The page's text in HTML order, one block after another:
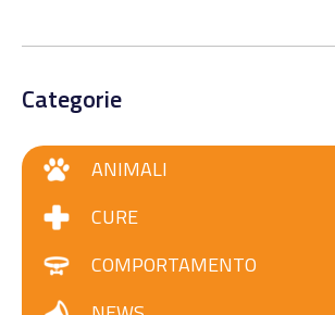
Categorie
ANIMALI
CURE
COMPORTAMENTO